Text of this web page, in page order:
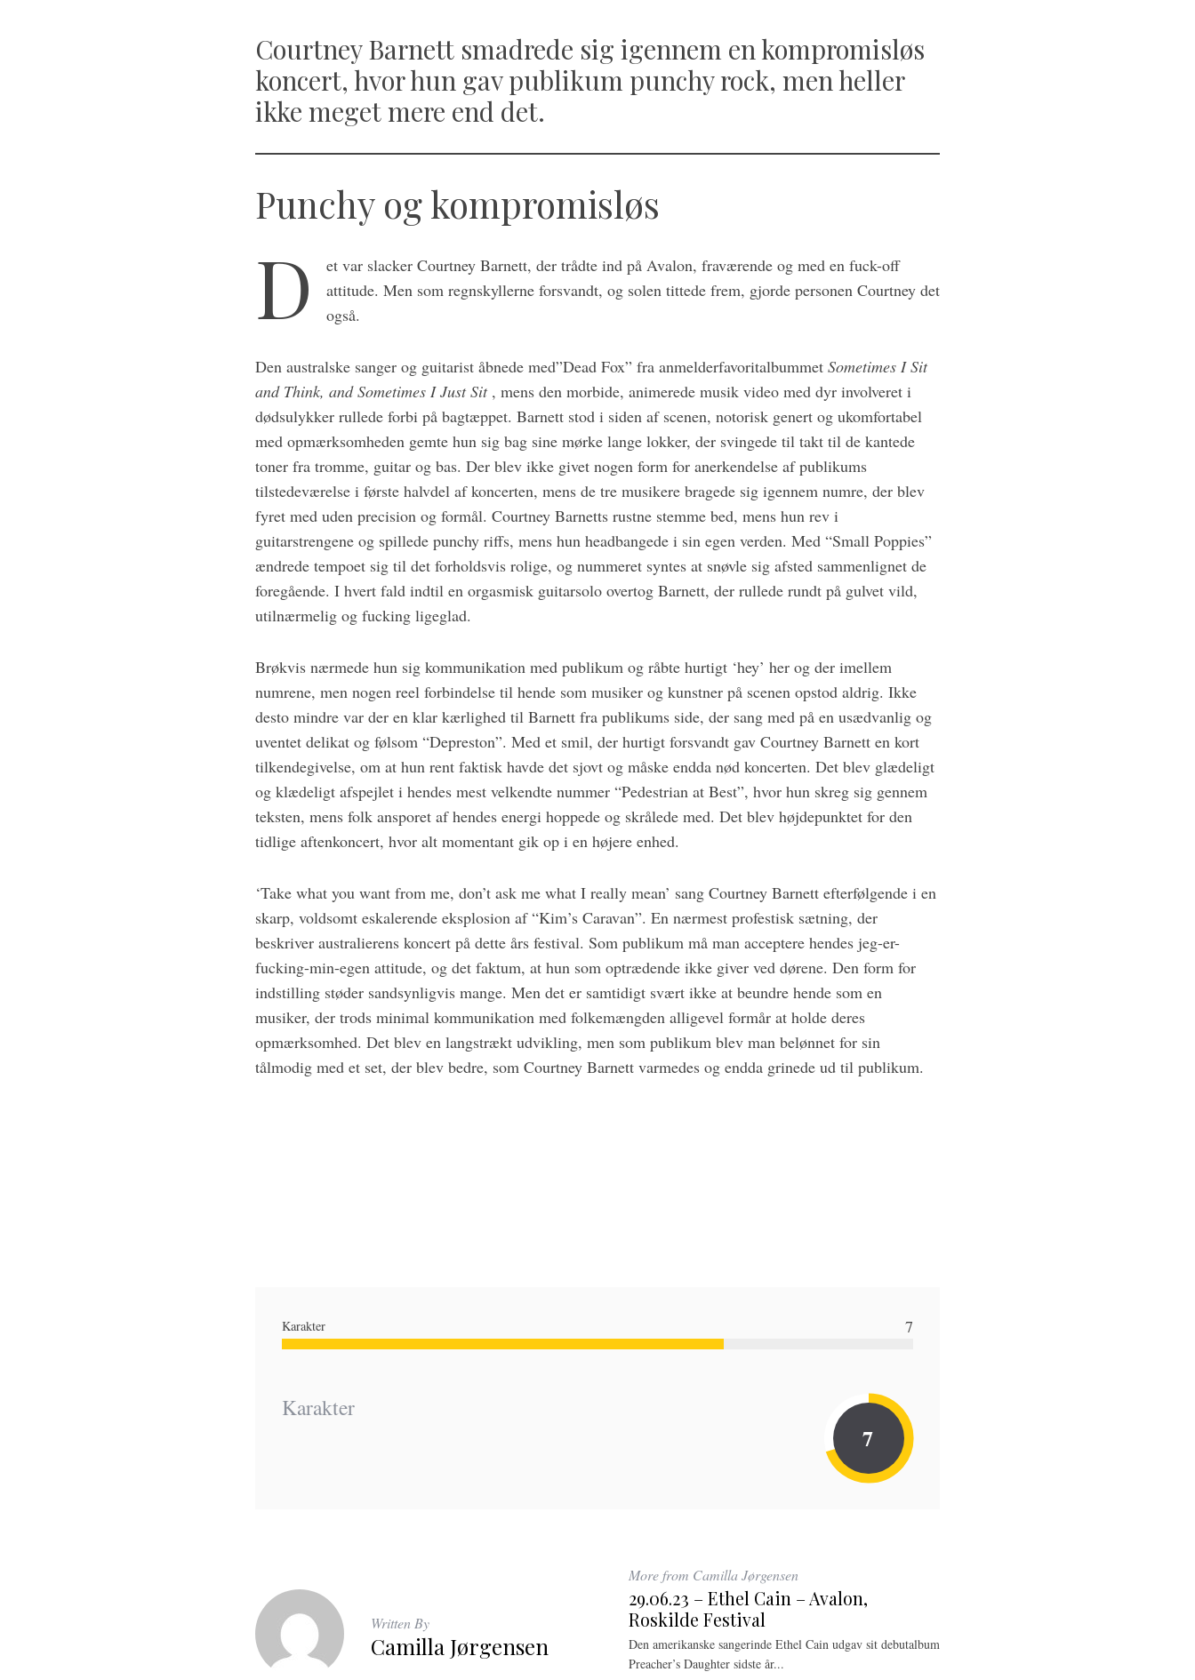
Courtney Barnett smadrede sig igennem en kompromisløs
koncert, hvor hun gav publikum punchy rock, men heller
ikke meget mere end det.
Punchy og kompromisløs
D
et var slacker Courtney Barnett, der trådte ind på Avalon, fraværende og med en fuck-off
attitude. Men som regnskyllerne forsvandt, og solen tittede frem, gjorde personen Courtney det
også.
Den australske sanger og guitarist åbnede med”Dead Fox” fra anmelderfavoritalbummet Sometimes I Sit
and Think, and Sometimes I Just Sit , mens den morbide, animerede musik video med dyr involveret i
dødsulykker rullede forbi på bagtæppet. Barnett stod i siden af scenen, notorisk genert og ukomfortabel
med opmærksomheden gemte hun sig bag sine mørke lange lokker, der svingede til takt til de kantede
toner fra tromme, guitar og bas. Der blev ikke givet nogen form for anerkendelse af publikums
tilstedeværelse i første halvdel af koncerten, mens de tre musikere bragede sig igennem numre, der blev
fyret med uden precision og formål. Courtney Barnetts rustne stemme bed, mens hun rev i
guitarstrengene og spillede punchy riffs, mens hun headbangede i sin egen verden. Med “Small Poppies”
ændrede tempoet sig til det forholdsvis rolige, og nummeret syntes at snøvle sig afsted sammenlignet de
foregående. I hvert fald indtil en orgasmisk guitarsolo overtog Barnett, der rullede rundt på gulvet vild,
utilnærmelig og fucking ligeglad.
Brøkvis nærmede hun sig kommunikation med publikum og råbte hurtigt ‘hey’ her og der imellem
numrene, men nogen reel forbindelse til hende som musiker og kunstner på scenen opstod aldrig. Ikke
desto mindre var der en klar kærlighed til Barnett fra publikums side, der sang med på en usædvanlig og
uventet delikat og følsom “Depreston”. Med et smil, der hurtigt forsvandt gav Courtney Barnett en kort
tilkendegivelse, om at hun rent faktisk havde det sjovt og måske endda nød koncerten. Det blev glædeligt
og klædeligt afspejlet i hendes mest velkendte nummer “Pedestrian at Best”, hvor hun skreg sig gennem
teksten, mens folk ansporet af hendes energi hoppede og skrålede med. Det blev højdepunktet for den
tidlige aftenkoncert, hvor alt momentant gik op i en højere enhed.
‘Take what you want from me, don’t ask me what I really mean’ sang Courtney Barnett efterfølgende i en
skarp, voldsomt eskalerende eksplosion af “Kim’s Caravan”. En nærmest profestisk sætning, der
beskriver australierens koncert på dette års festival. Som publikum må man acceptere hendes jeg-er-
fucking-min-egen attitude, og det faktum, at hun som optrædende ikke giver ved dørene. Den form for
indstilling støder sandsynligvis mange. Men det er samtidigt svært ikke at beundre hende som en
musiker, der trods minimal kommunikation med folkemængden alligevel formår at holde deres
opmærksomhed. Det blev en langstrækt udvikling, men som publikum blev man belønnet for sin
tålmodig med et set, der blev bedre, som Courtney Barnett varmedes og endda grinede ud til publikum.
Karakter 7
Karakter
7
Written By
Camilla Jørgensen
More from Camilla Jørgensen
29.06.23 – Ethel Cain – Avalon,
Roskilde Festival
Den amerikanske sangerinde Ethel Cain udgav sit debutalbum
Preacher’s Daughter sidste år...